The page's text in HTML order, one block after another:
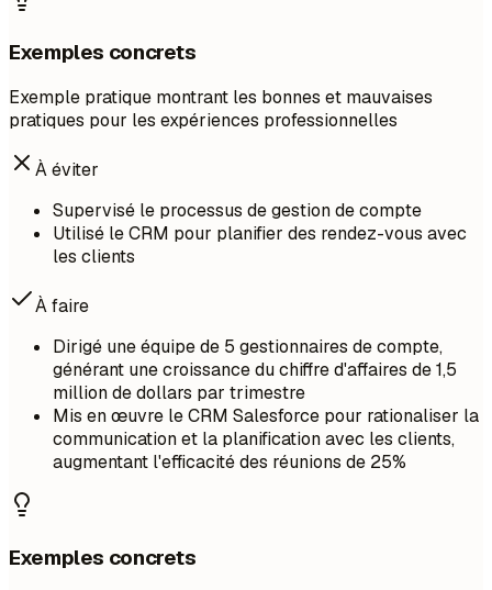
Exemples concrets
Exemple pratique montrant les bonnes et mauvaises
pratiques pour les expériences professionnelles
À éviter
Supervisé le processus de gestion de compte
Utilisé le CRM pour planifier des rendez-vous avec
les clients
À faire
Dirigé une équipe de 5 gestionnaires de compte,
générant une croissance du chiffre d'affaires de 1,5
million de dollars par trimestre
Mis en œuvre le CRM Salesforce pour rationaliser la
communication et la planification avec les clients,
augmentant l'efficacité des réunions de 25%
Exemples concrets